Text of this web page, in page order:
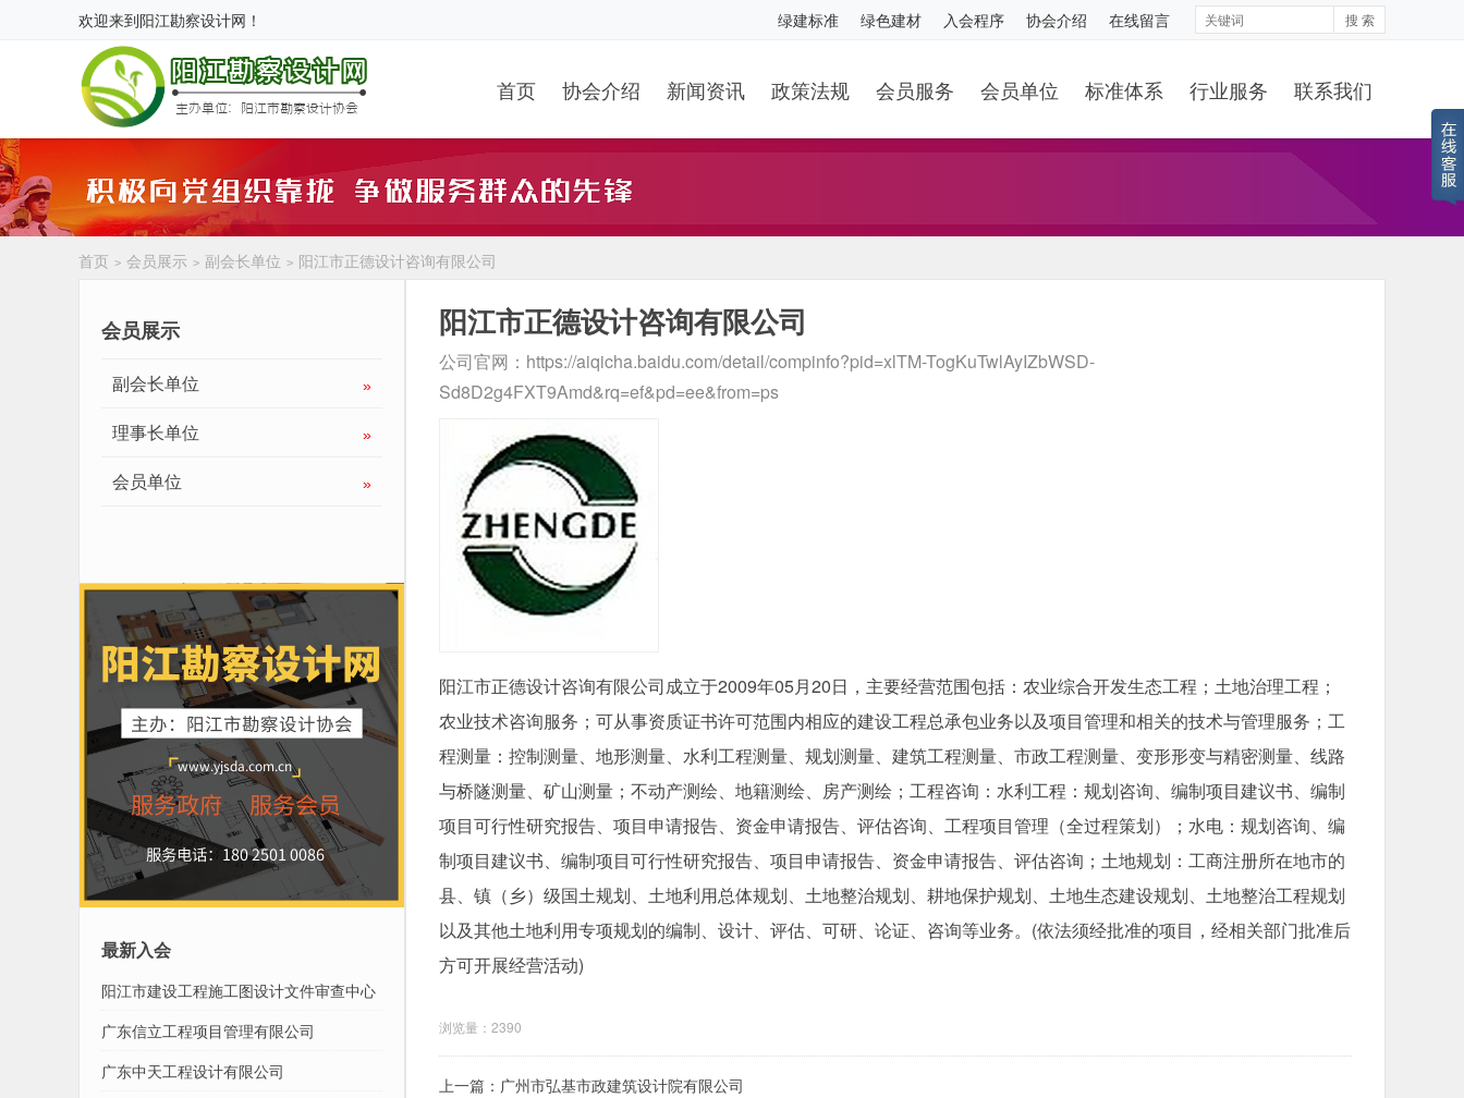
绿建标准 绿色建材 入会程序 协会介绍 在线留言
欢迎来到阳江勘察设计网 ！ 搜 索
首页 协会介绍 新闻资讯 政策法规 会员服务 会员单位 标准体系 行业服务 联系我们
首页 > 会员展示 > 副会长单位 > 阳江市正德设计咨询有限公司
阳江市正德设计咨询有限公司
公司官网： https://aiqicha.baidu.com/detail/compinfo?pid=xlTM-TogKuTwlAyIZbWSD-
Sd8D2g4FXT9Amd&rq=ef&pd=ee&from=ps
阳江市正德设计咨询有限公司成立于2009年05月20日，主要经营范围包括：农业综合开发生态工程；土地治理工程；
农业技术咨询服务；可从事资质证书许可范围内相应的建设工程总承包业务以及项目管理和相关的技术与管理服务；工
程测量：控制测量、地形测量、水利工程测量、规划测量、建筑工程测量、市政工程测量、变形形变与精密测量、线路
与桥隧测量、矿山测量；不动产测绘、地籍测绘、房产测绘；工程咨询：水利工程：规划咨询、编制项目建议书、编制
项目可行性研究报告、项目申请报告、资金申请报告、评估咨询、工程项目管理（全过程策划）；水电：规划咨询、编
制项目建议书、编制项目可行性研究报告、项目申请报告、资金申请报告、评估咨询；土地规划：工商注册所在地市的
县、镇（乡）级国土规划、土地利用总体规划、土地整治规划、耕地保护规划、土地生态建设规划、土地整治工程规划
以及其他土地利用专项规划的编制、设计、评估、可研、论证、咨询等业务。(依法须经批准的项目，经相关部门批准后
方可开展经营活动)
浏览量：2390
上一篇： 广州市弘基市政建筑设计院有限公司
会员展示
副会长单位 »
理事长单位 »
会员单位 »
最新入会
阳江市建设工程施工图设计文件审查中心
广东信立工程项目管理有限公司
广东中天工程设计有限公司